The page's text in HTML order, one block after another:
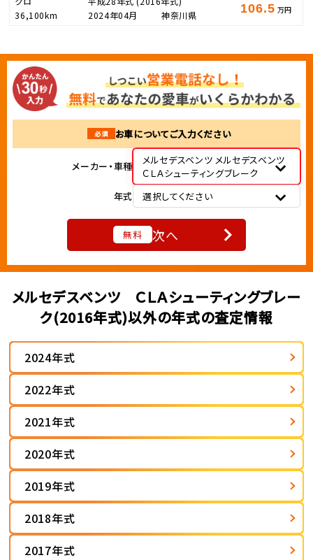
36,100km
2024年04月 神奈川県 106.5 万円
必須 お車についてご入力ください
メーカー・車種
メルセデスベンツ メルセデスベンツ
ＣＬＡシューティングブレーク
年式
選択してください
無料 次へ
メルセデスベンツ ＣＬＡシューティングブレー
ク(2016年式)以外の年式の査定情報
2024年式
2022年式
2021年式
2020年式
2019年式
2018年式
2017年式